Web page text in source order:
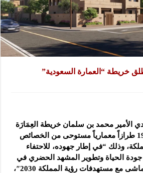
خريطة “العمارة السعودية”
الأمير محمد بن سلمان خريطة العِمَارَة
السعودية، التي تشمل 19 طرازاً معمارياً مستوحى من الخصائص
وذلك “في إطار جهوده، للاحتفاء
جودة الحياة وتطوير المشهد الحضري في
المدن السعودية، بما يتماشى مع مستهدفات رؤية المملكة 2030″،